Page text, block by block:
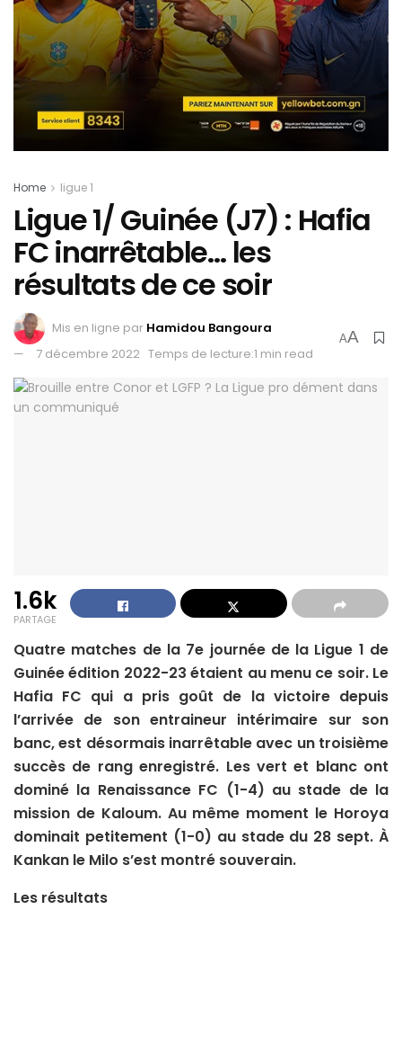
Home ligue 1
Ligue 1/ Guinée (J7) : Hafia
FC inarrêtable… les
résultats de ce soir
Mis en ligne par Hamidou Bangoura
7 décembre 2022 Temps de lecture:1 min read
AA
1.6k
PARTAGE
Quatre matches de la 7e journée de la Ligue 1 de
Guinée édition 2022-23 étaient au menu ce soir. Le
Hafia FC qui a pris goût de la victoire depuis
l’arrivée de son entraineur intérimaire sur son
banc, est désormais inarrêtable avec un troisième
succès de rang enregistré. Les vert et blanc ont
dominé la Renaissance FC (1-4) au stade de la
mission de Kaloum. Au même moment le Horoya
dominait petitement (1-0) au stade du 28 sept. À
Kankan le Milo s’est montré souverain.
Les résultats